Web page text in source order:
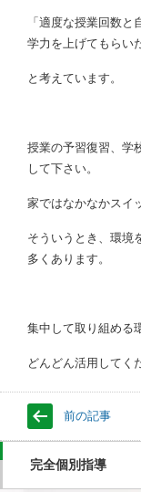
「適度な授業回数
学力を上げてもらい
と考えています。
授業の予習復習、学
して下さい。
家ではなかなかスイ
そういうとき、環境
多くあります。
集中して取り組める
どんどん活用してく
前の記事
完全個別指導